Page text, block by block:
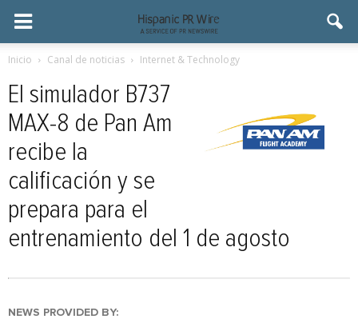
Inicio Canal de noticias Internet & Technology
El simulador B737
MAX-8 de Pan Am
recibe la
calificación y se
prepara para el
entrenamiento del 1 de agosto
NEWS PROVIDED BY: